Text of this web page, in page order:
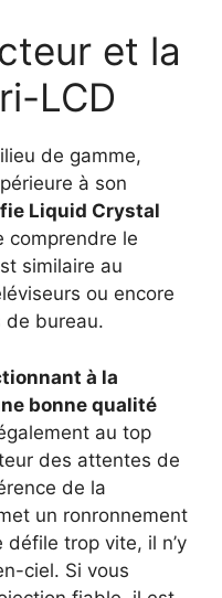
et la
LCD
de gamme,
à son
Liquid Crystal
comprendre le
similaire au
ou encore
de bureau.
à la
bonne qualité
au top
des attentes de
de la
un ronronnement
défile trop vite, il n’y
ciel. Si vous